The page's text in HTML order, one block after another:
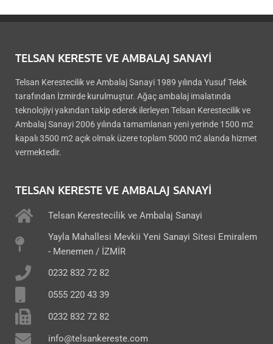
TELSAN KERESTE VE AMBALAJ SANAYI
Telsan Kerestecilik ve Ambalaj Sanayi 1989 yılında Yusuf Telek
tarafından İzmirde kurulmuştur. Ağaç ambalaj imalatında
teknolojiyi yakından takip ederek ilerleyen Telsan Kerestecilik ve
Ambalaj Sanayi 2006 yılında tamamlanan yeni yerinde 1500 m2
kapalı 3500 m2 açık olmak üzere toplam 5000 m2 alanda hizmet
vermektedir.
TELSAN KERESTE VE AMBALAJ SANAYI
Telsan Kerestecilik ve Ambalaj Sanayi
Yayla Mahallesi Mevkii Yeni Sanayi Sitesi Emiralem
- Menemen / İZMİR
0232 832 72 82
0555 220 43 39
0232 832 72 82
info@telsankereste.com